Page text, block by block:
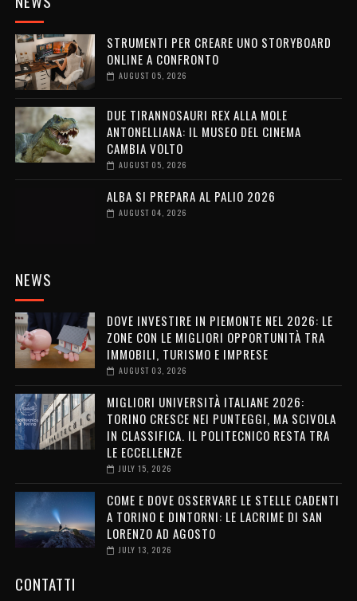
STRUMENTI PER CREARE UNO STORYBOARD
ONLINE A CONFRONTO
AUGUST 05, 2026
DUE TIRANNOSAURI REX ALLA MOLE
ANTONELLIANA: IL MUSEO DEL CINEMA
CAMBIA VOLTO
AUGUST 05, 2026
ALBA SI PREPARA AL PALIO 2026
AUGUST 04, 2026
NEWS
DOVE INVESTIRE IN PIEMONTE NEL 2026: LE
ZONE CON LE MIGLIORI OPPORTUNITÀ TRA
IMMOBILI, TURISMO E IMPRESE
AUGUST 03, 2026
MIGLIORI UNIVERSITÀ ITALIANE 2026:
TORINO CRESCE NEI PUNTEGGI, MA SCIVOLA
IN CLASSIFICA. IL POLITECNICO RESTA TRA
LE ECCELLENZE
JULY 15, 2026
COME E DOVE OSSERVARE LE STELLE CADENTI
A TORINO E DINTORNI: LE LACRIME DI SAN
LORENZO AD AGOSTO
JULY 13, 2026
CONTATTI